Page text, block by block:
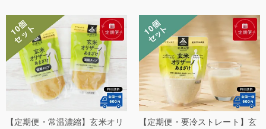
【定期便・常温濃縮】玄米オリ
【定期便・要冷ストレート】玄